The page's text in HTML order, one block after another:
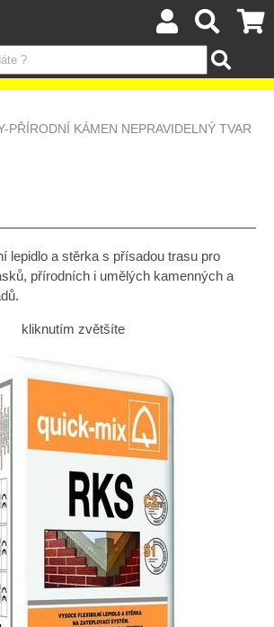
PŘÍRODNÍ KÁMEN NEPRAVIDELNÝ TVAR
lepidlo a stěrka s přísadou trasu pro
přírodních i umělých kamenných a
kliknutím zvětšíte